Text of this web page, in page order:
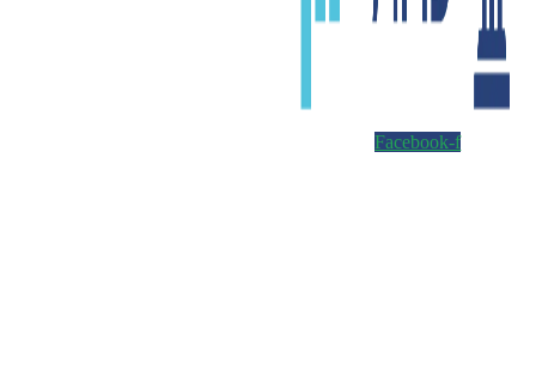
Facebook-f